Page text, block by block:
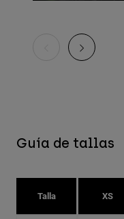
Guía de tallas
Talla XS